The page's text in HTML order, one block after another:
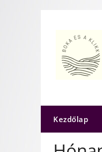
Kezdőlap